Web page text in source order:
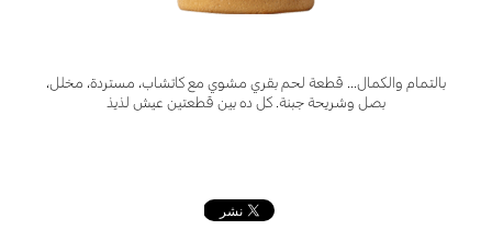
بالتمام والكمال... قطعة لحم بقري مشوي مع كاتشاب، مستردة، مخلل،
بصل وشريحة جبنة. كل ده بين قطعتين عيش لذيذ